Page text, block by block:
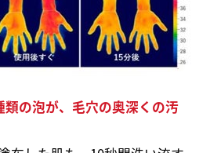
の泡が、毛穴の奥深くの汚